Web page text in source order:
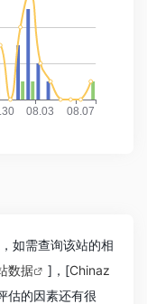
如需查询该站的相
数据 ]，[Chinaz
估的因素还有很